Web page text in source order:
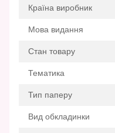
Країна виробник
Мова видання
Стан товару
Тематика
Тип паперу
Вид обкладинки